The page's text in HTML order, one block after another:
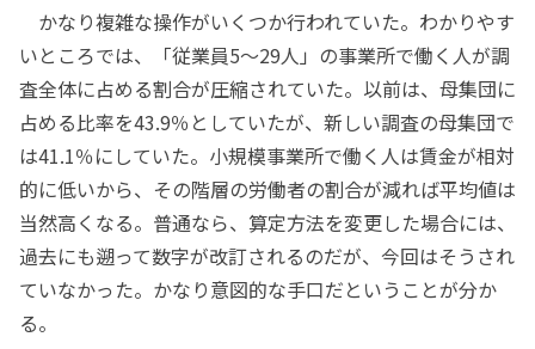
かなり複雑な操作がいくつか行われていた。わかりやす
いところでは、「従業員5～29人」の事業所で働く人が調
査全体に占める割合が圧縮されていた。以前は、母集団に
占める比率を43.9％としていたが、新しい調査の母集団で
は41.1％にしていた。小規模事業所で働く人は賃金が相対
的に低いから、その階層の労働者の割合が減れば平均値は
当然高くなる。普通なら、算定方法を変更した場合には、
過去にも遡って数字が改訂されるのだが、今回はそうされ
ていなかった。かなり意図的な手口だということが分か
る。